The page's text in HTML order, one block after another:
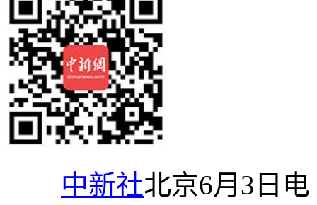
中新社北京6月3日